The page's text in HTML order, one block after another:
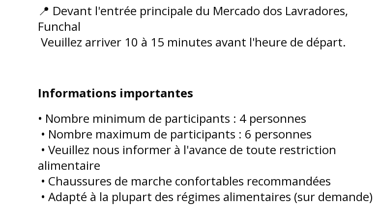
📍 Devant l'entrée principale du Mercado dos Lavradores,
Funchal
Veuillez arriver 10 à 15 minutes avant l'heure de départ.
Informations importantes
• Nombre minimum de participants : 4 personnes
• Nombre maximum de participants : 6 personnes
• Veuillez nous informer à l'avance de toute restriction
alimentaire
• Chaussures de marche confortables recommandées
• Adapté à la plupart des régimes alimentaires (sur demande)